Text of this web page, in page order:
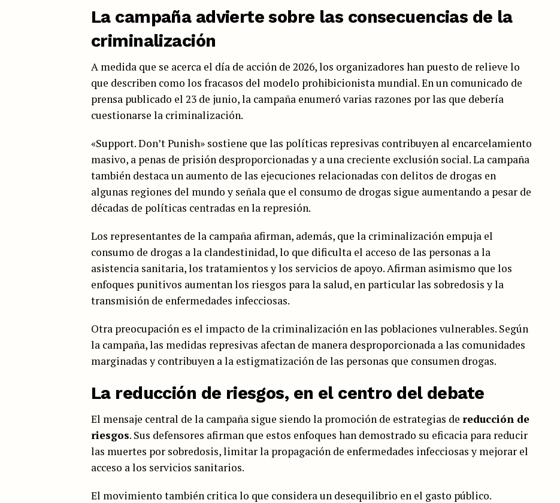
La campaña advierte sobre las consecuencias de la
criminalización
A medida que se acerca el día de acción de 2026, los organizadores han puesto de relieve lo
que describen como los fracasos del modelo prohibicionista mundial. En un comunicado de
prensa publicado el 23 de junio, la campaña enumeró varias razones por las que debería
cuestionarse la criminalización.
«Support. Don’t Punish» sostiene que las políticas represivas contribuyen al encarcelamiento
masivo, a penas de prisión desproporcionadas y a una creciente exclusión social. La campaña
también destaca un aumento de las ejecuciones relacionadas con delitos de drogas en
algunas regiones del mundo y señala que el consumo de drogas sigue aumentando a pesar de
décadas de políticas centradas en la represión.
Los representantes de la campaña afirman, además, que la criminalización empuja el
consumo de drogas a la clandestinidad, lo que dificulta el acceso de las personas a la
asistencia sanitaria, los tratamientos y los servicios de apoyo. Afirman asimismo que los
enfoques punitivos aumentan los riesgos para la salud, en particular las sobredosis y la
transmisión de enfermedades infecciosas.
Otra preocupación es el impacto de la criminalización en las poblaciones vulnerables. Según
la campaña, las medidas represivas afectan de manera desproporcionada a las comunidades
marginadas y contribuyen a la estigmatización de las personas que consumen drogas.
La reducción de riesgos, en el centro del debate
El mensaje central de la campaña sigue siendo la promoción de estrategias de reducción de
riesgos. Sus defensores afirman que estos enfoques han demostrado su eficacia para reducir
las muertes por sobredosis, limitar la propagación de enfermedades infecciosas y mejorar el
acceso a los servicios sanitarios.
El movimiento también critica lo que considera un desequilibrio en el gasto público.